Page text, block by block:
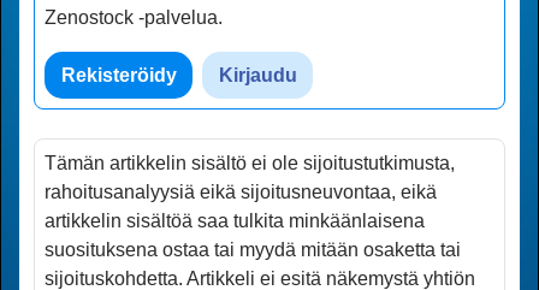
Zenostock -palvelua.
Rekisteröidy Kirjaudu
Tämän artikkelin sisältö ei ole sijoitustutkimusta,
rahoitusanalyysiä eikä sijoitusneuvontaa, eikä
artikkelin sisältöä saa tulkita minkään­laisena
suosituksena ostaa tai myydä mitään osaketta tai
sijoitus­kohdetta. Artikkeli ei esitä näkemystä yhtiön